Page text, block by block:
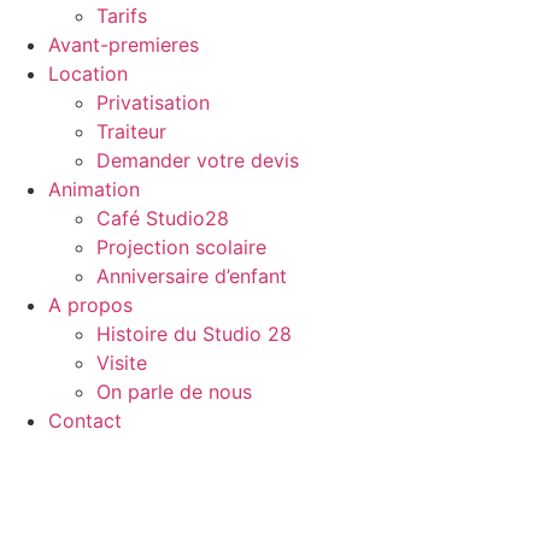
Tarifs
Avant-premieres
Location
Privatisation
Traiteur
Demander votre devis
Animation
Café Studio28
Projection scolaire
Anniversaire d’enfant
A propos
Histoire du Studio 28
Visite
On parle de nous
Contact